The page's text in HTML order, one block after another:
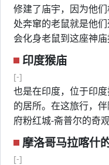
修建了庙宇，因为他
处奔窜的老鼠就是他
会化身老鼠到这座神庙
印度猴庙
[-]
也是在印度，位于印
的居所。在这旅行，
府粉红城-斋普尔的奇观
摩洛哥马拉喀什
[-]